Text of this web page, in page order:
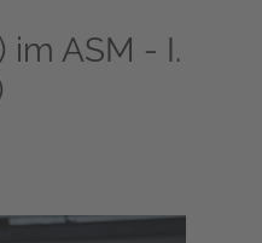
im ASM - I.